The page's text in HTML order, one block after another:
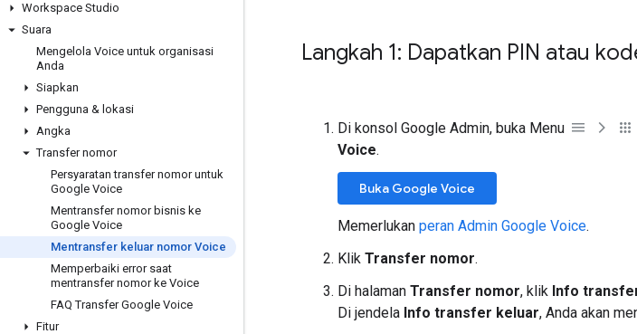
Workspace Studio
Suara
Mengelola Voice untuk organisasi
Anda
Siapkan
Pengguna & lokasi
Angka
Transfer nomor
Persyaratan transfer nomor untuk
Google Voice
Mentransfer nomor bisnis ke
Google Voice
Mentransfer keluar nomor Voice
Memperbaiki error saat
mentransfer nomor ke Voice
FAQ Transfer Google Voice
Fitur
Langkah 1: Dapatkan PIN atau
Di konsol Google Admin, buka Menu
Voice.
Buka Google Voice
Memerlukan peran Admin Google Voice.
Klik Transfer nomor.
Di halaman Transfer nomor, klik Info
Di jendela Info transfer keluar, Anda akan